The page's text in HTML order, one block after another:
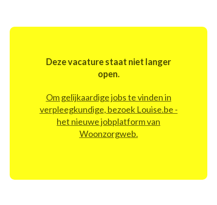
Deze vacature staat niet langer
open.
Om gelijkaardige jobs te vinden in
verpleegkundige, bezoek Louise.be -
het nieuwe jobplatform van
Woonzorgweb.